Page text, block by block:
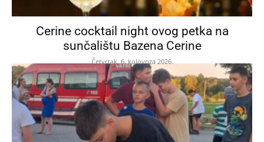
Cerine cocktail night ovog petka na
sunčalištu Bazena Cerine
Četvrtak, 6. kolovoza 2026.